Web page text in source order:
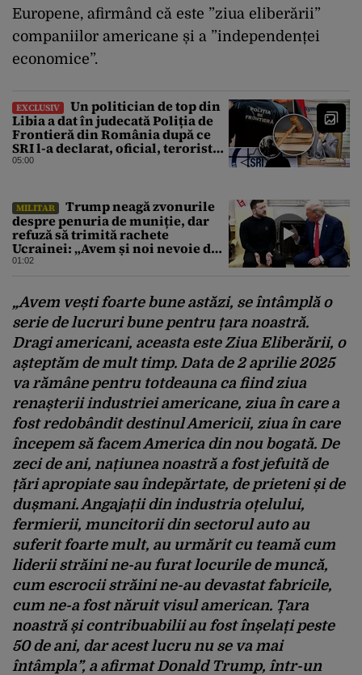
Europene, afirmând că este ”ziua eliberării”
companiilor americane și a ”independenței
economice”.
EXCLUSIV
Un politician de top din
Libia a dat în judecată Poliția de
Frontieră din România după ce
SRI l-a declarat, oficial, terorist
ISIS
05:00
MILITAR
Trump neagă zvonurile
despre penuria de muniție, dar
refuză să trimită rachete
Ucrainei: „Avem și noi nevoie de
rachete”
01:02
„Avem vești foarte bune astăzi, se întâmplă o
serie de lucruri bune pentru țara noastră.
Dragi americani, aceasta este Ziua Eliberării, o
așteptăm de mult timp. Data de 2 aprilie 2025
va rămâne pentru totdeauna ca fiind ziua
renașterii industriei americane, ziua în care a
fost redobândit destinul Americii, ziua în care
începem să facem America din nou bogată. De
zeci de ani, națiunea noastră a fost jefuită de
țări apropiate sau îndepărtate, de prieteni și de
dușmani. Angajații din industria oțelului,
fermierii, muncitorii din sectorul auto au
suferit foarte mult, au urmărit cu teamă cum
liderii străini ne-au furat locurile de muncă,
cum escrocii străini ne-au devastat fabricile,
cum ne-a fost năruit visul american. Țara
noastră și contribuabilii au fost înșelați peste
50 de ani, dar acest lucru nu se va mai
întâmpla”, a afirmat Donald Trump, într-un